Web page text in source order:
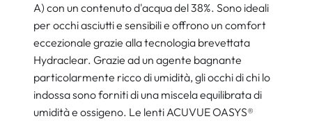
A) con un contenuto d'acqua del 38%. Sono ideali
per occhi asciutti e sensibili e offrono un comfort
eccezionale grazie alla tecnologia brevettata
Hydraclear. Grazie ad un agente bagnante
particolarmente ricco di umidità, gli occhi di chi lo
indossa sono forniti di una miscela equilibrata di
umidità e ossigeno. Le lenti ACUVUE OASYS®